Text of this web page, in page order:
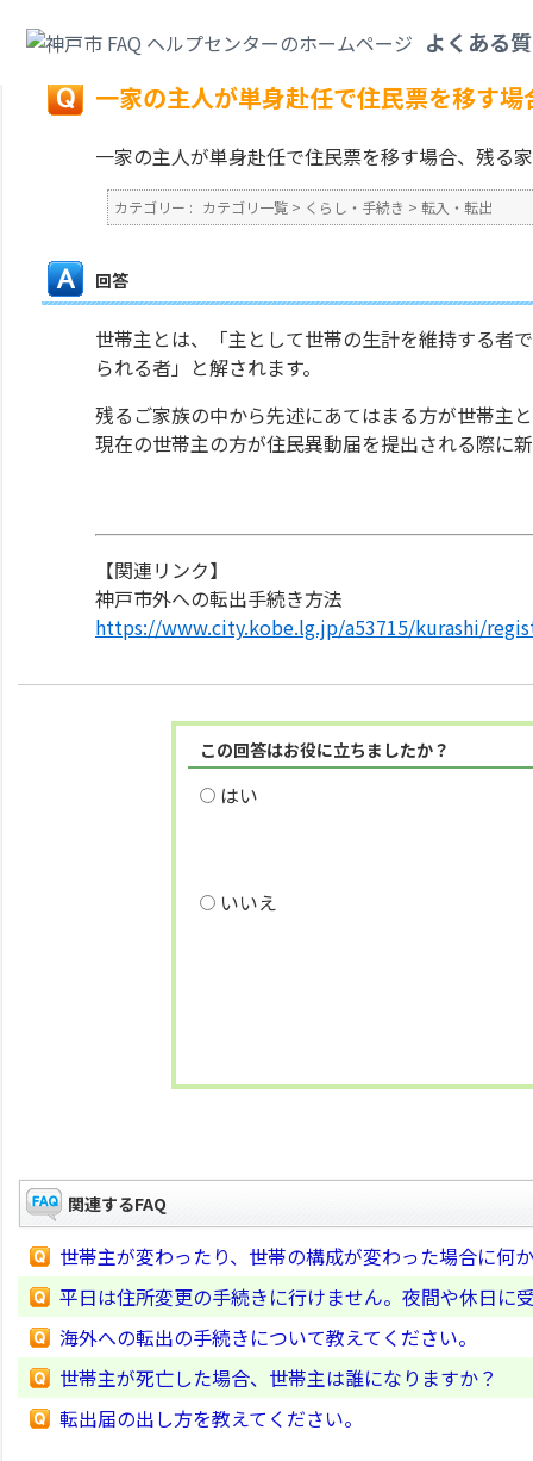
よくある
戻る
一家の主人が単身赴任で住民票を移す
一家の主人が単身赴任で住民票を移す場合、残る
カテゴリー : カテゴリ一覧 > くらし・手続き > 転入・転出
回答
世帯主とは、「主として世帯の生計を維持する者
られる者」と解されます。
残るご家族の中から先述にあてはまる方が世帯主
現在の世帯主の方が住民異動届を提出される際に
【関連リンク】
神戸市外への転出手続き方法
https://www.city.kobe.lg.jp/a53715/kurashi/
この回答はお役に立ちましたか？
はい
いいえ
関連するFAQ
世帯主が変わったり、世帯の構成が変わった場合に何
平日は住所変更の手続きに行けません。夜間や休日に
海外への転出の手続きについて教えてください。
世帯主が死亡した場合、世帯主は誰になりますか？
転出届の出し方を教えてください。